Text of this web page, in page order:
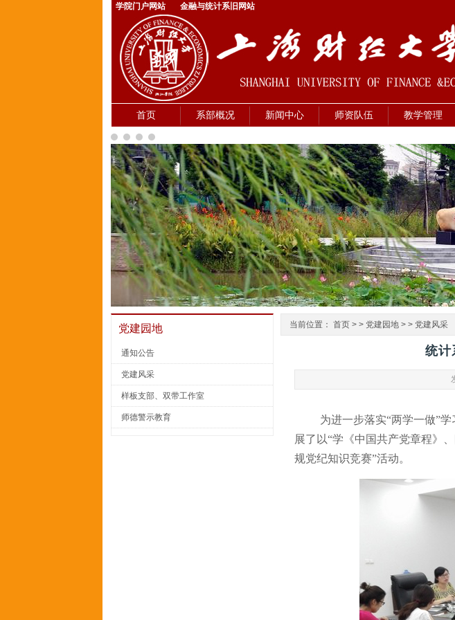
学院门户网站 金融与统计系旧网站
首页 系部概况 新闻中心 师资队伍 教学管理
党建园地
通知公告
党建风采
样板支部、双带工作室
师德警示教育
当前位置： 首页 > > 党建园地 > > 党建风采
统计
为进一步落实“两学一做”
展了以“学《中国共产党章程》
规党纪知识竞赛”活动。